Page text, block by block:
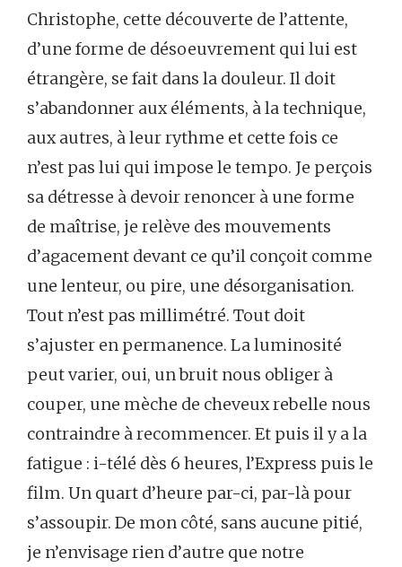
Christophe, cette découverte de l’attente,
d’une forme de désoeuvrement qui lui est
étrangère, se fait dans la douleur. Il doit
s’abandonner aux éléments, à la technique,
aux autres, à leur rythme et cette fois ce
n’est pas lui qui impose le tempo. Je perçois
sa détresse à devoir renoncer à une forme
de maîtrise, je relève des mouvements
d’agacement devant ce qu’il conçoit comme
une lenteur, ou pire, une désorganisation.
Tout n’est pas millimétré. Tout doit
s’ajuster en permanence. La luminosité
peut varier, oui, un bruit nous obliger à
couper, une mèche de cheveux rebelle nous
contraindre à recommencer. Et puis il y a la
fatigue : i-télé dès 6 heures, l’Express puis le
film. Un quart d’heure par-ci, par-là pour
s’assoupir. De mon côté, sans aucune pitié,
je n’envisage rien d’autre que notre